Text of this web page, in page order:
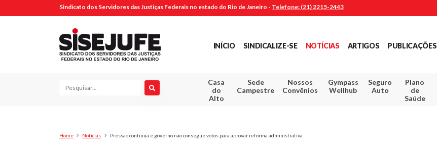
Sindicato dos Servidores das Justiças Federais no estado do Rio de Janeiro - Telefone: (21) 2215-2443
INÍCIO SINDICALIZE-SE NOTÍCIAS ARTIGOS PUBLICAÇÕES
Pesquisa
Casa
do
Alto
Sede
Campestre
Nossos
Convênios
Gympass
Wellhub
Seguro
Auto
Plano
de
Saúde
Home Notícias Pressão continua e governo não consegue votos para aprovar reforma administrativa